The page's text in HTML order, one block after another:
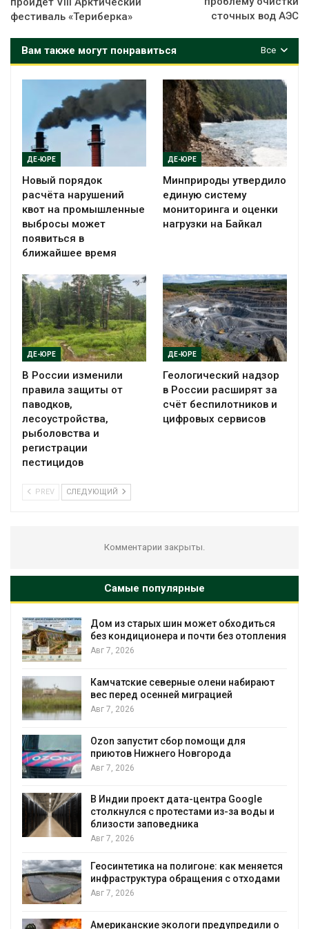
фестиваль «Териберка»
сточных вод АЭС
Все
Вам также могут понравиться
ДЕ-ЮРЕ
Новый порядок
расчёта нарушений
квот на промышленные
выбросы может
появиться в
ближайшее время
ДЕ-ЮРЕ
Минприроды утвердило
единую систему
мониторинга и оценки
нагрузки на Байкал
ДЕ-ЮРЕ
В России изменили
правила защиты от
паводков,
лесоустройства,
рыболовства и
регистрации
пестицидов
ДЕ-ЮРЕ
Геологический надзор
в России расширят за
счёт беспилотников и
цифровых сервисов
PREV СЛЕДУЮЩИЙ
Комментарии закрыты.
Самые популярные
шин может обходиться
и почти без отопления
северные олени набирают
миграцией
сбор помощи для
Новгорода
дата-центра Google
с протестами из-за воды и
на полигоне: как меняется
обращения с отходами
экологи предупредили о
Названы
России по
Тайфун, засуха
Авг 7, 2026
воду
Авг 7, 2026
Авг 7, 2026
уборку